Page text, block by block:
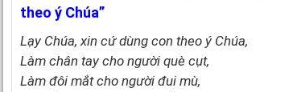
theo ý Chúa”
Lạy Chúa, xin cứ dùng con theo ý Chúa,
Làm chân tay cho người què cụt,
Làm đôi mắt cho người đui mù,